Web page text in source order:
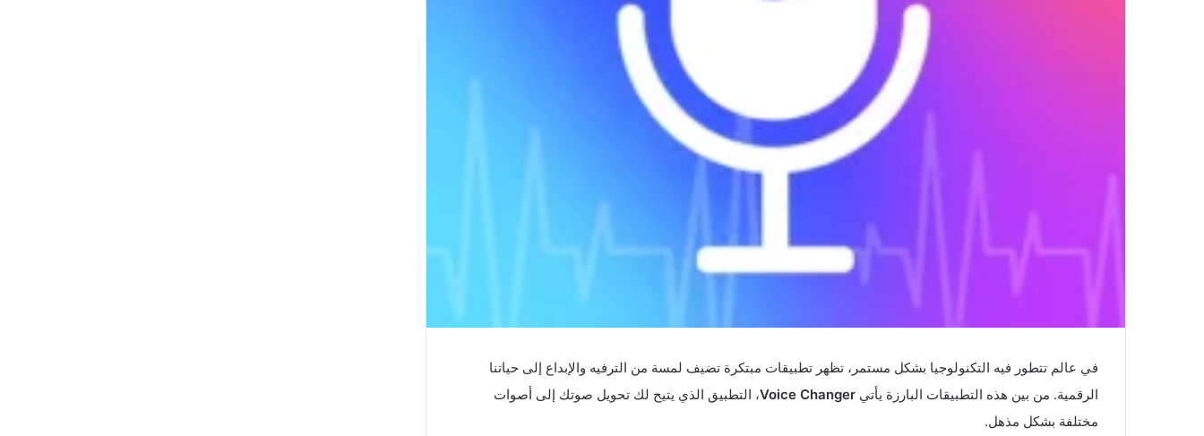
في عالم تتطور فيه التكنولوجيا بشكل مستمر، تظهر تطبيقات مبتكرة تضيف لمسة من الترفيه والإبداع إلى حياتنا
الرقمية. من بين هذه التطبيقات البارزة يأتي Voice Changer، التطبيق الذي يتيح لك تحويل صوتك إلى أصوات
مختلفة بشكل مذهل.